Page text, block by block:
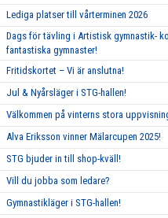
Lediga platser till vårterminen 2026
Dags för tävling i Artistisk gymnastik-
fantastiska gymnaster!
Fritidskortet – Vi är anslutna!
Jul & Nyårsläger i STG-hallen!
Välkommen på vinterns stora
Alva Eriksson vinner Mälarcupen 2025!
STG bjuder in till shop-kväll!
Vill du jobba som ledare?
Gymnastikläger i STG-hallen!